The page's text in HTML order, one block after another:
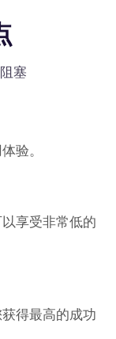
塞
验。
享受非常低的
得最高的成功